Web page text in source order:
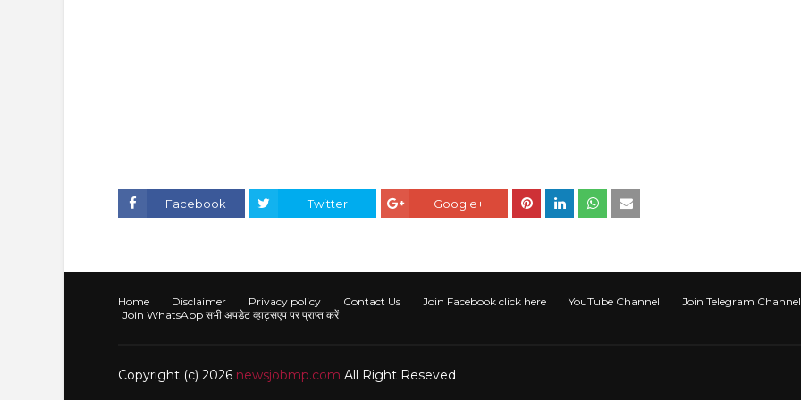
Facebook Twitter Google+
Home Disclaimer Privacy policy Contact Us Join Facebook click here YouTube Channel
Join Telegram Channel
Join WhatsApp सभी अपडेट व्हाट्सएप पर प्राप्त करें
Copyright (c) 2026 newsjobmp.com All Right Reseved